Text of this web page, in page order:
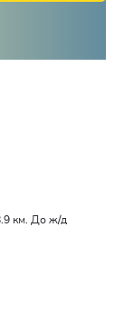
км. До ж/д